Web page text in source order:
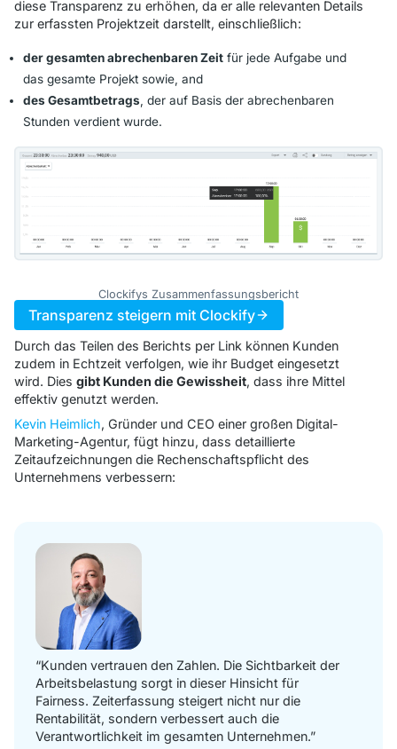
diese Transparenz zu erhöhen, da er alle relevanten Details
zur erfassten Projektzeit darstellt, einschließlich:
der gesamten abrechenbaren Zeit für jede Aufgabe und
das gesamte Projekt sowie, and
des Gesamtbetrags , der auf Basis der abrechenbaren
Stunden verdient wurde.
Clockifys Zusammenfassungsbericht
Transparenz steigern mit Clockify
Durch das Teilen des Berichts per Link können Kunden
zudem in Echtzeit verfolgen, wie ihr Budget eingesetzt
wird. Dies gibt Kunden die Gewissheit, dass ihre Mittel
effektiv genutzt werden.
Kevin Heimlich, Gründer und CEO einer großen Digital-
Marketing-Agentur, fügt hinzu, dass detaillierte
Zeitaufzeichnungen die Rechenschaftspflicht des
Unternehmens verbessern:
“Kunden vertrauen den Zahlen. Die Sichtbarkeit der
Arbeitsbelastung sorgt in dieser Hinsicht für
Fairness. Zeiterfassung steigert nicht nur die
Rentabilität, sondern verbessert auch die
Verantwortlichkeit im gesamten Unternehmen.”